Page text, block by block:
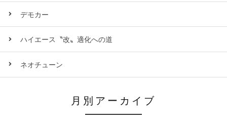
デモカー
ハイエース〝改〟適化への道
ネオチューン
月別アーカイブ